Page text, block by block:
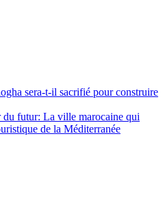
sera-t-il sacrifié pour construire
du futur: La ville marocaine qui
de la Méditerranée